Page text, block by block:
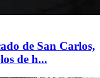
de San Carlos,
de h...